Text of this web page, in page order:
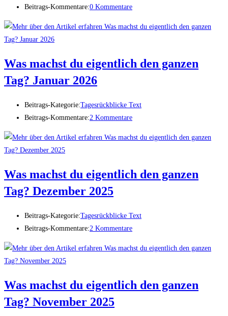
Beitrags-Kommentare:0 Kommentare
Was machst du eigentlich den ganzen
Tag? Januar 2026
Beitrags-Kategorie:Tagesrückblicke Text
Beitrags-Kommentare:2 Kommentare
Was machst du eigentlich den ganzen
Tag? Dezember 2025
Beitrags-Kategorie:Tagesrückblicke Text
Beitrags-Kommentare:2 Kommentare
Was machst du eigentlich den ganzen
Tag? November 2025